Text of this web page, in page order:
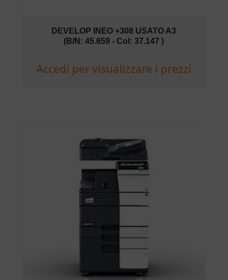
DEVELOP INEO +308 USATO A3
(B/N: 45.659 - Col: 37.147 )
Accedi per visualizzare i prezzi